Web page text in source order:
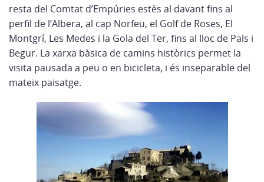
resta del Comtat d’Empúries estès al davant fins al
perfil de l’Albera, al cap Norfeu, el Golf de Roses, El
Montgrí, Les Medes i la Gola del Ter, fins al lloc de Pals i
Begur. La xarxa bàsica de camins històrics permet la
visita pausada a peu o en bicicleta, i és inseparable del
mateix paisatge.